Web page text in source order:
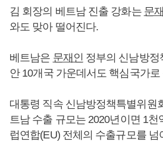
김 회장의 베트남 진출 강화는 문
와도 맞아 떨어진다.
베트남은 문재인 정부의 신남방정
안 10개국 가운데서도 핵심국가로
대통령 직속 신남방정책특별위원
트남 수출 규모는 2020년이면 1천
럽연합(EU) 전체의 수출규모를